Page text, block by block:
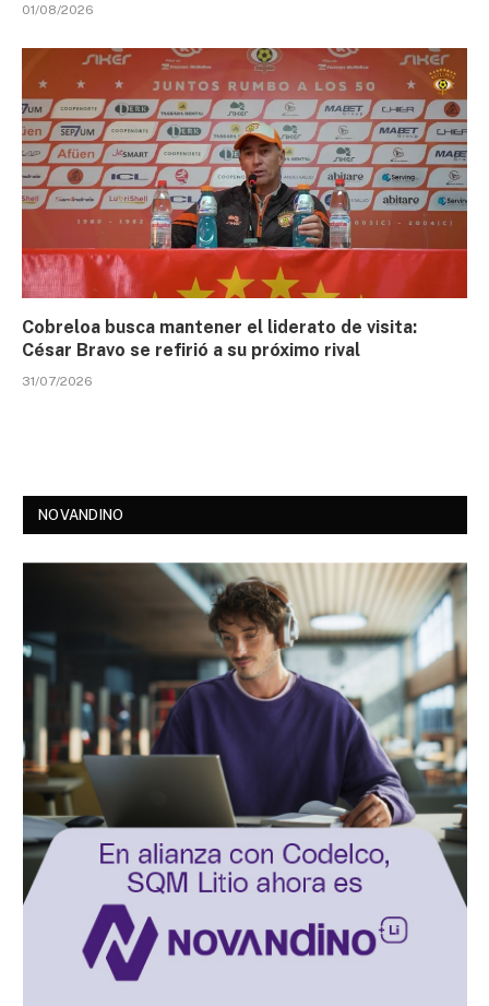
01/08/2026
Cobreloa busca mantener el liderato de visita:
César Bravo se refirió a su próximo rival
31/07/2026
NOVANDINO